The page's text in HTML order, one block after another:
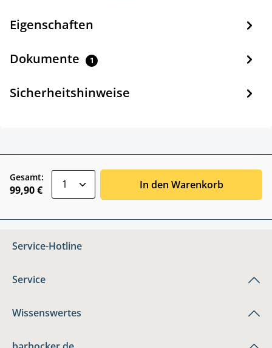
Eigenschaften
Dokumente 1
Sicherheitshinweise
Gesamt:
99,90 € In den Warenkorb
Service-Hotline
Service
Wissenswertes